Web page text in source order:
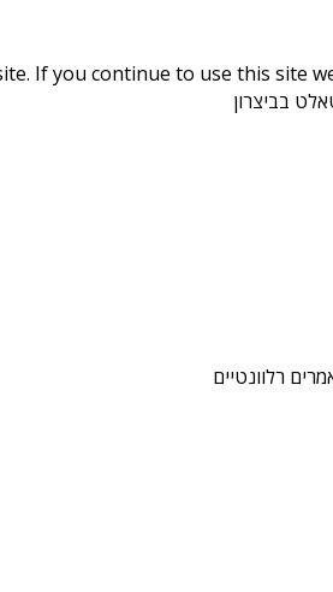
If you continue to use this site
בביצרון
רלוונטיים